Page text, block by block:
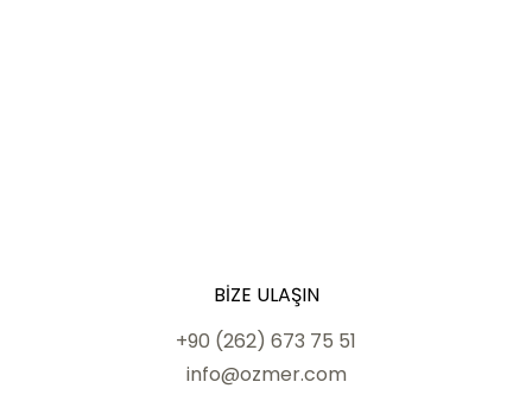
BIZE ULAŞIN
+90 (262) 673 75 51
info@ozmer.com